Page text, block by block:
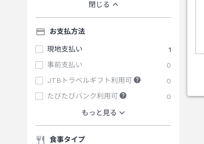
閉じる
お支払方法
現地支払い
1
事前支払い
0
JTBトラベルギフト利用可
0
たびたびバンク利用可
0
もっと見る
食事タイプ